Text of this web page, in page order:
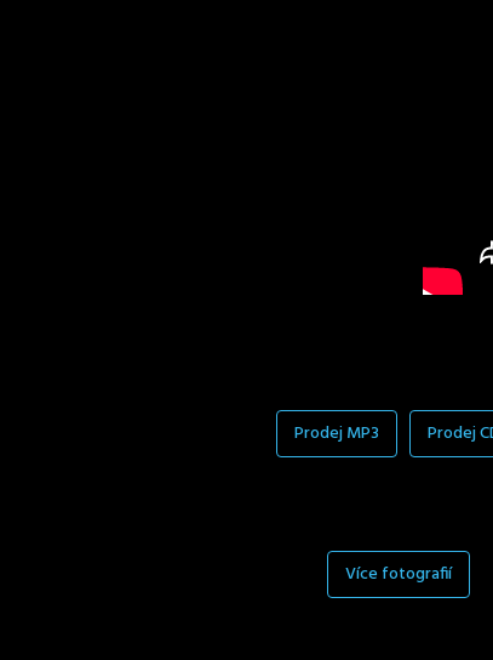
Prodej MP3 Prodej
Více fotografií